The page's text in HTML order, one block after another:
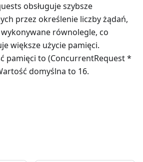
obsługuje szybsze
przez określenie liczby żądań,
równolegle, co
większe użycie pamięci.
pamięci to (ConcurrentRequest *
domyślna to 16.